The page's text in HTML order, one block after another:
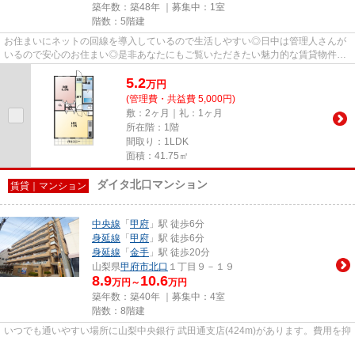
築年数：築48年 ｜募集中： 1室
階数：5階建
お住まいにネットの回線を導入しているので生活しやすい◎日中は管理人さんが
いるので安心のお住まい◎是非あなたにもご覧いただきたい魅力的な賃貸物件◎
よくパソコンを利用する方やスマ...
5.2万円
(管理費・共益費 5,000円)
敷：2ヶ月｜礼：1ヶ月
所在階：1階
間取り：1LDK
面積：41.75㎡
賃貸｜マンション ダイタ北口マンション
中央線 「 甲府 」駅 徒歩6分
身延線 「 甲府 」駅 徒歩6分
身延線 「 金手 」駅 徒歩20分
山梨県甲府市北口 １丁目９－１９
8.9万円～ 10.6万円
築年数：築40年 ｜募集中： 4室
階数：8階建
いつでも通いやすい場所に山梨中央銀行 武田通支店(424m)があります。費用を抑